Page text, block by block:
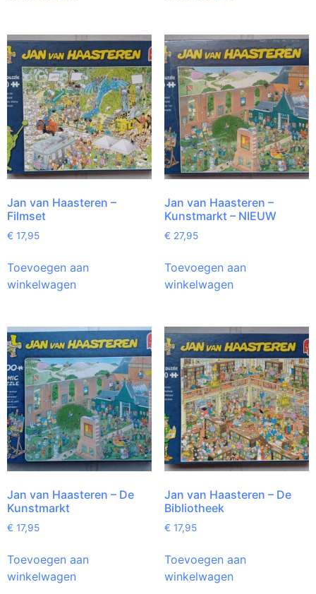
Jan van Haasteren –
Filmset
€ 17,95
Toevoegen aan
winkelwagen
Jan van Haasteren –
Kunstmarkt – NIEUW
€ 27,95
Toevoegen aan
winkelwagen
Jan van Haasteren – De
Kunstmarkt
€ 17,95
Toevoegen aan
winkelwagen
Jan van Haasteren – De
Bibliotheek
€ 17,95
Toevoegen aan
winkelwagen